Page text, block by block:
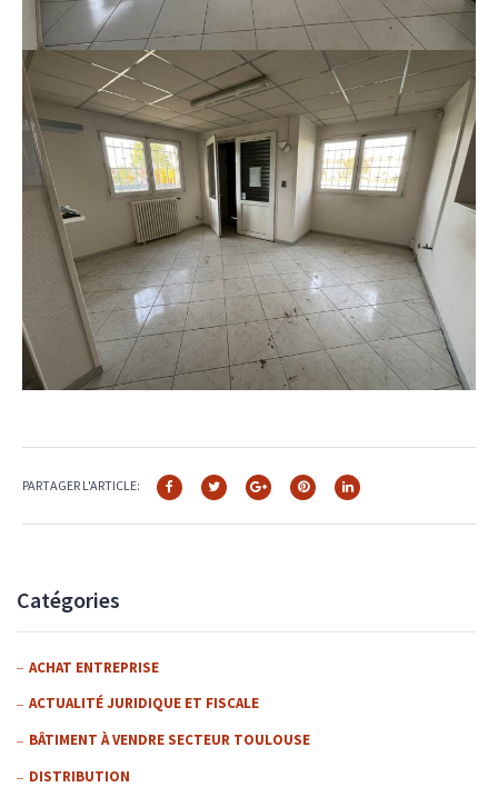
PARTAGER L'ARTICLE:
Catégories
ACHAT ENTREPRISE
ACTUALITÉ JURIDIQUE ET FISCALE
BÂTIMENT À VENDRE SECTEUR TOULOUSE
DISTRIBUTION